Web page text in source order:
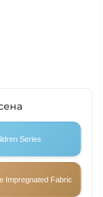
Series
Impregnated Fabric